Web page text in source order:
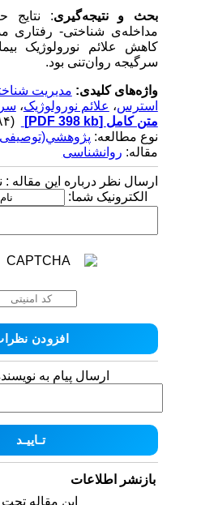
بحث و نتیجه‌گیری: نتایج
مداخله‌ی شناختی- رفتاری
کاهش علائم نورولوژیک
سرگیجه روان‌تنی بود.
واژه‌های کلیدی:مدیریت
استرس،علائم نورولوژیک،
متن کامل[PDF 398 kb]
نوع مطالعه:پژوهشي(توصیفی-
مقاله:روانشناسی
ارسال نظر درباره این مقاله :
الکترونیک شما:
ارسال پیام به
بازنشر اطلاعات
این مقاله تحت